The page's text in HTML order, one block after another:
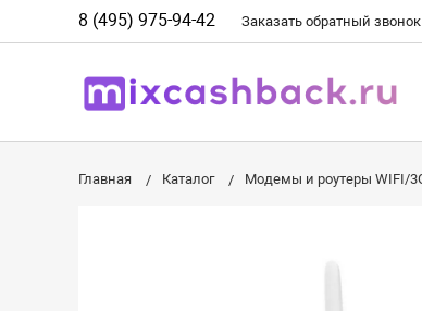
8 (495) 975-94-42 Заказать обратный звонок
Главная Каталог Модемы и роутеры WIFI/